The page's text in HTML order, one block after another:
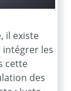
il existe
les
cette
des